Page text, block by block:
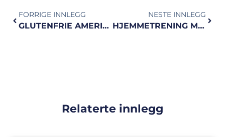
FORRIGE INNLEGG
GLUTENFRIE AMERIKANSKE PANNEKAKER
NESTE INNLEGG
HJEMMETRENING MED PULS UTEN UTSTYR!
Relaterte innlegg